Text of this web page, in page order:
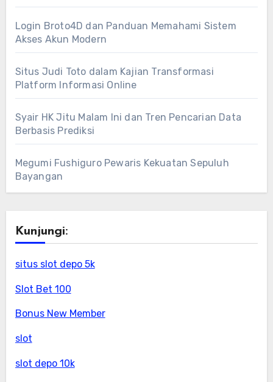
Login Broto4D dan Panduan Memahami Sistem
Akses Akun Modern
Situs Judi Toto dalam Kajian Transformasi
Platform Informasi Online
Syair HK Jitu Malam Ini dan Tren Pencarian Data
Berbasis Prediksi
Megumi Fushiguro Pewaris Kekuatan Sepuluh
Bayangan
Kunjungi:
situs slot depo 5k
Slot Bet 100
Bonus New Member
slot
slot depo 10k